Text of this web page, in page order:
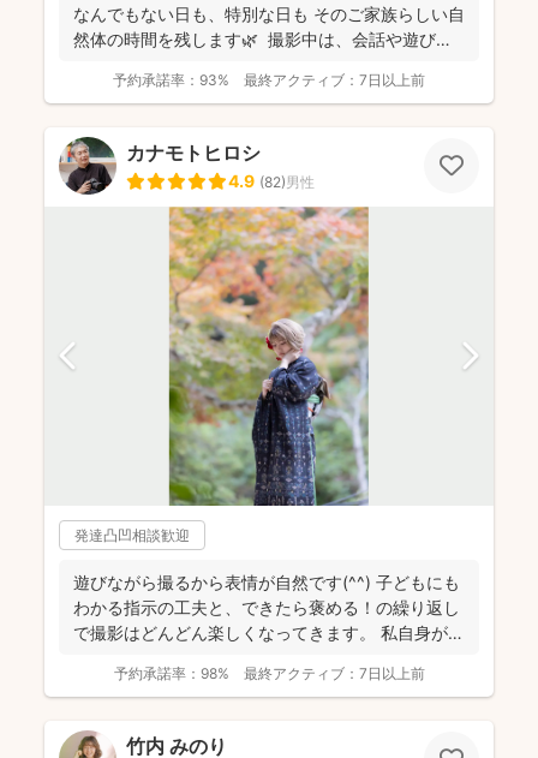
なんでもない日も、特別な日も そのご家族らしい自
然体の時間を残します🌿 撮影中は、会話や遊びを
予約承諾率： 93% 最終アクティブ： 7日以上前
カナモトヒロシ
4.9 (82)男性
発達凸凹相談歓迎
遊びながら撮るから表情が自然です(^^) 子どもにも
わかる指示の工夫と、できたら褒める！の繰り返し
で撮影はどんどん楽しくなってきます。 私自身が撮
予約承諾率： 98% 最終アクティブ： 7日以上前
竹内 みのり